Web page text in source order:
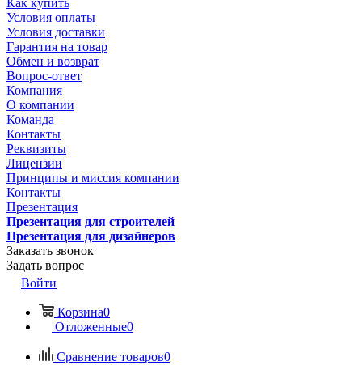
Как купить
Условия оплаты
Условия доставки
Гарантия на товар
Обмен и возврат
Вопрос-ответ
Компания
О компании
Команда
Контакты
Реквизиты
Лицензии
Принципы и миссия компании
Контакты
Презентация
Презентация для строителей
Презентация для дизайнеров
Заказать звонок
Задать вопрос
Войти
Корзина0
Отложенные0
Сравнение товаров0